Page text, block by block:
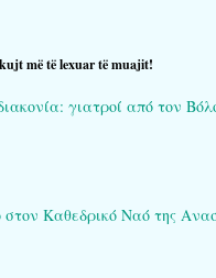
më të lexuar të muajit!
γιατροί από τον
Καθεδρικό Ναό της